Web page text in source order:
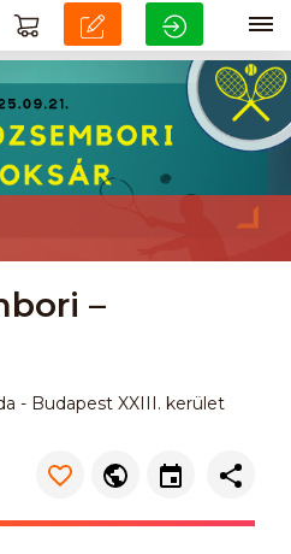
–
- Budapest XXIII. kerület